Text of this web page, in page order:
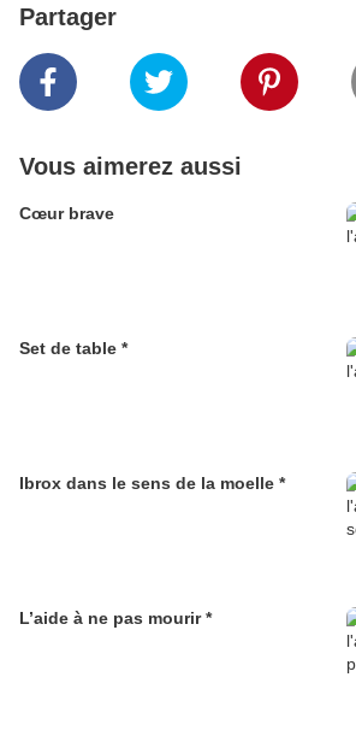
Partager
Vous aimerez aussi
Cœur brave
Set de table *
Ibrox dans le sens de la moelle *
L’aide à ne pas mourir *